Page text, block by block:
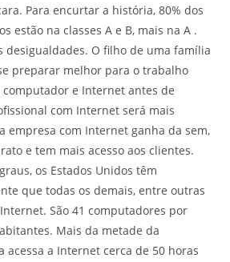
Para encurtar a história, 80% dos
estão na classes A e B, mais na A .
desigualdades. O filho de uma família
preparar melhor para o trabalho
e Internet antes de
com Internet será mais
empresa com Internet ganha da sem,
e tem mais acesso aos clientes.
os Estados Unidos têm
que todas os demais, entre outras
São 41 computadores por
Mais da metade da
acessa a Internet cerca de 50 horas